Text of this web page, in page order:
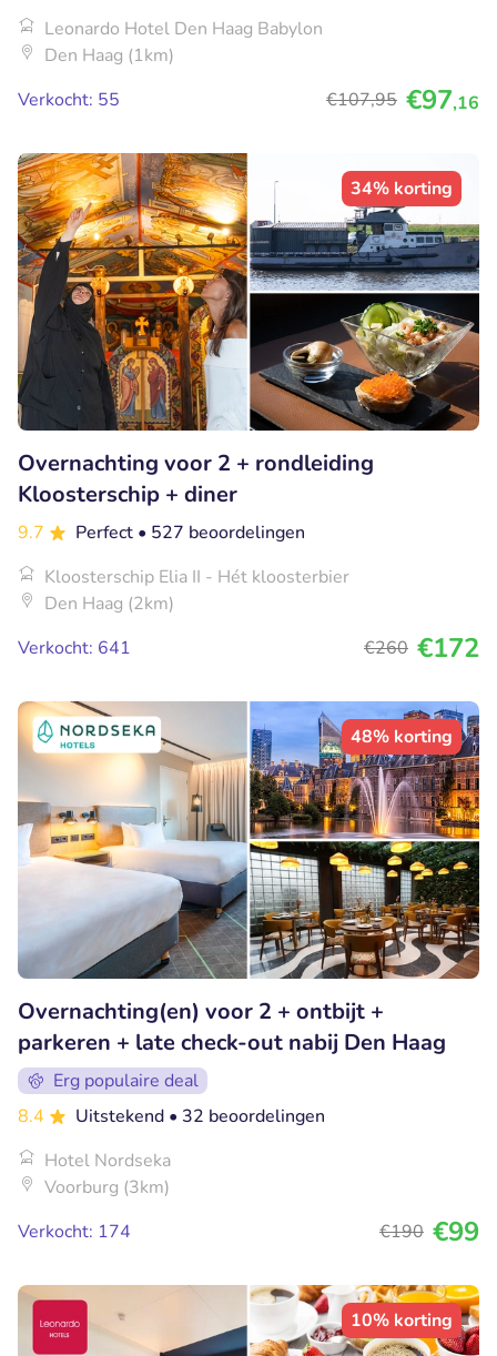
Leonardo Hotel Den Haag Babylon
Den Haag (1km)
Verkocht: 55
€107,95 €97,16
34% korting
Overnachting voor 2 + rondleiding
Kloosterschip + diner
9.7 Perfect • 527 beoordelingen
Kloosterschip Elia II - Hét kloosterbier
Den Haag (2km)
Verkocht: 641
€260 €172
48% korting
Overnachting(en) voor 2 + ontbijt +
parkeren + late check-out nabij Den Haag
Erg populaire deal
8.4
Uitstekend • 32 beoordelingen
Hotel Nordseka
Voorburg (3km)
Verkocht: 174
€190 €99
10% korting